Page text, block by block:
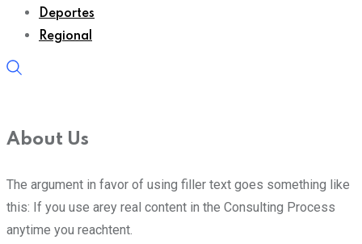
Deportes
Regional
About Us
The argument in favor of using filler text goes something like
this: If you use arey real content in the Consulting Process
anytime you reachtent.